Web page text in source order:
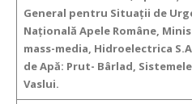
General pentru Situaţii de
Naţională Apele Române,
mass-media, Hidroelectrica
de Apă: Prut- Bârlad,
Vaslui.